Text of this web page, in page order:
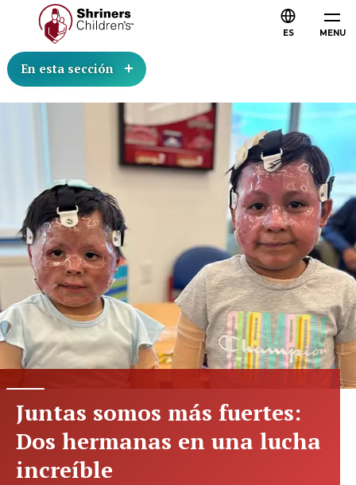
MENU
ES
En esta sección
Juntas somos más fuertes:
Dos hermanas en una lucha
increíble